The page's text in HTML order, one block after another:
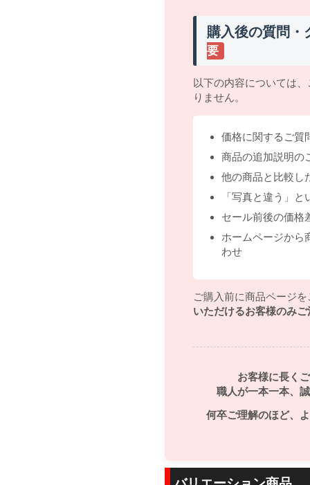
購入後の質問・
要
以下の内容については
りません。
価格に関するご質
商品の追加説明の
他の商品と比較し
「写真と違う」
セール前後の価格
ホームページから
わせ
ご購入前に商品ページ
いただけるお客様のみ
お客様に長く
職人が一本一本、
何卒ご理解のほど、